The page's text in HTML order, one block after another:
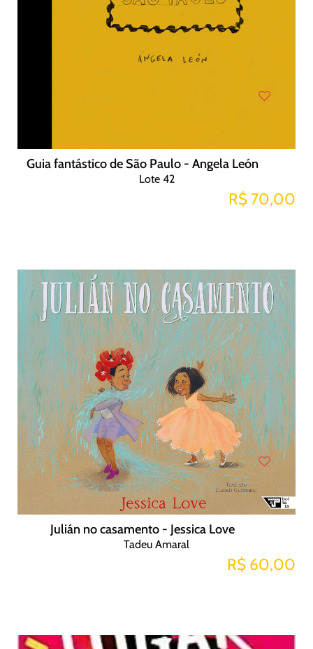
Guia fantástico de São Paulo - Angela León
Lote 42
R$ 70,00
Julián no casamento - Jessica Love
Tadeu Amaral
R$ 60,00